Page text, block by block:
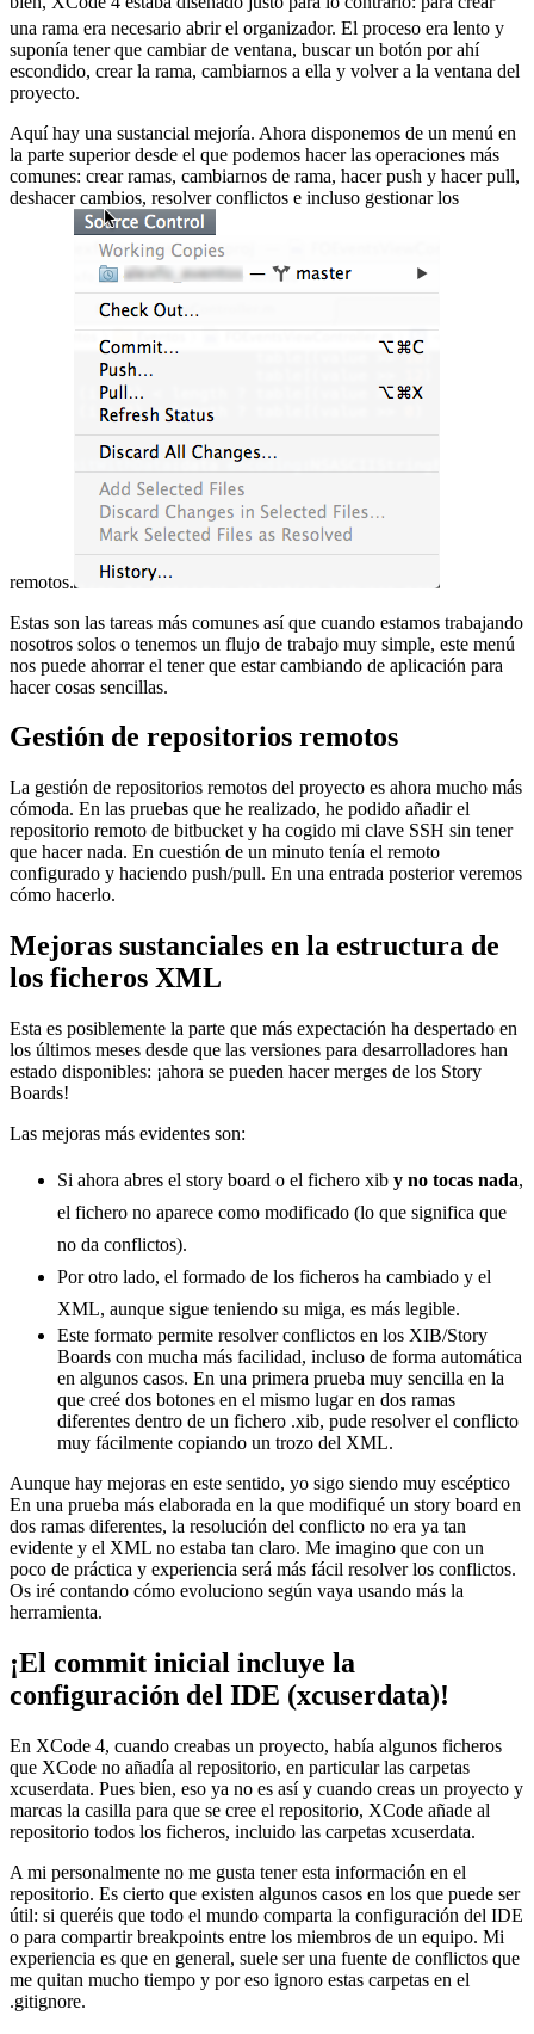
una rama era necesario abrir el organizador. El proceso era lento y
suponía tener que cambiar de ventana, buscar un botón por ahí
escondido, crear la rama, cambiarnos a ella y volver a la ventana del
proyecto.
Aquí hay una sustancial mejoría. Ahora disponemos de un menú en
la parte superior desde el que podemos hacer las operaciones más
comunes: crear ramas, cambiarnos de rama, hacer push y hacer pull,
deshacer cambios, resolver conflictos e incluso gestionar los
remotos.
Estas son las tareas más comunes así que cuando estamos trabajando
nosotros solos o tenemos un flujo de trabajo muy simple, este menú
nos puede ahorrar el tener que estar cambiando de aplicación para
hacer cosas sencillas.
Gestión de repositorios remotos
La gestión de repositorios remotos del proyecto es ahora mucho más
cómoda. En las pruebas que he realizado, he podido añadir el
repositorio remoto de bitbucket y ha cogido mi clave SSH sin tener
que hacer nada. En cuestión de un minuto tenía el remoto
configurado y haciendo push/pull. En una entrada posterior veremos
cómo hacerlo.
Mejoras sustanciales en la estructura de
los ficheros XML
Esta es posiblemente la parte que más expectación ha despertado en
los últimos meses desde que las versiones para desarrolladores han
estado disponibles: ¡ahora se pueden hacer merges de los Story
Boards!
Las mejoras más evidentes son:
Si ahora abres el story board o el fichero xib y no tocas nada,
el fichero no aparece como modificado (lo que significa que
no da conflictos).
Por otro lado, el formado de los ficheros ha cambiado y el
XML, aunque sigue teniendo su miga, es más legible.
Este formato permite resolver conflictos en los XIB/Story
Boards con mucha más facilidad, incluso de forma automática
en algunos casos. En una primera prueba muy sencilla en la
que creé dos botones en el mismo lugar en dos ramas
diferentes dentro de un fichero .xib, pude resolver el conflicto
muy fácilmente copiando un trozo del XML.
Aunque hay mejoras en este sentido, yo sigo siendo muy escéptico
En una prueba más elaborada en la que modifiqué un story board en
dos ramas diferentes, la resolución del conflicto no era ya tan
evidente y el XML no estaba tan claro. Me imagino que con un
poco de práctica y experiencia será más fácil resolver los conflictos.
Os iré contando cómo evoluciono según vaya usando más la
herramienta.
¡El commit inicial incluye la
configuración del IDE (xcuserdata)!
En XCode 4, cuando creabas un proyecto, había algunos ficheros
que XCode no añadía al repositorio, en particular las carpetas
xcuserdata. Pues bien, eso ya no es así y cuando creas un proyecto y
marcas la casilla para que se cree el repositorio, XCode añade al
repositorio todos los ficheros, incluido las carpetas xcuserdata.
A mi personalmente no me gusta tener esta información en el
repositorio. Es cierto que existen algunos casos en los que puede ser
útil: si queréis que todo el mundo comparta la configuración del IDE
o para compartir breakpoints entre los miembros de un equipo. Mi
experiencia es que en general, suele ser una fuente de conflictos que
me quitan mucho tiempo y por eso ignoro estas carpetas en el
.gitignore.